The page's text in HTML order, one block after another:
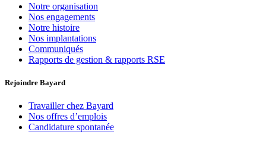
Notre organisation
Nos engagements
Notre histoire
Nos implantations
Communiqués
Rapports de gestion & rapports RSE
Rejoindre Bayard
Travailler chez Bayard
Nos offres d’emplois
Candidature spontanée